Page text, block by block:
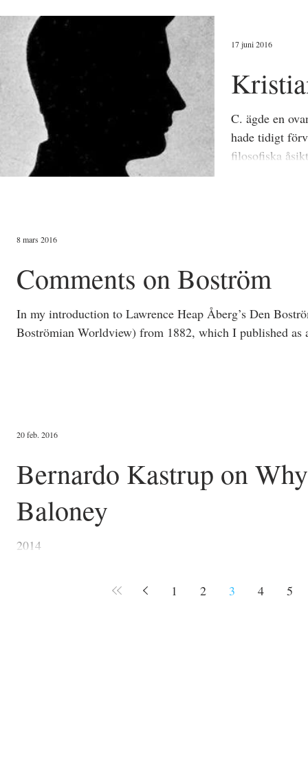
C. ägde en
hade tidigt
filosofiska
17 juni 2016
Comments on Boström
In my introduction to Lawrence Heap Åberg’s Den
Boströmian Worldview) from 1882, which I published as
8 mars 2016
Bernardo Kastrup on
Baloney
2014
20 feb. 2016
1 2 3 4 5